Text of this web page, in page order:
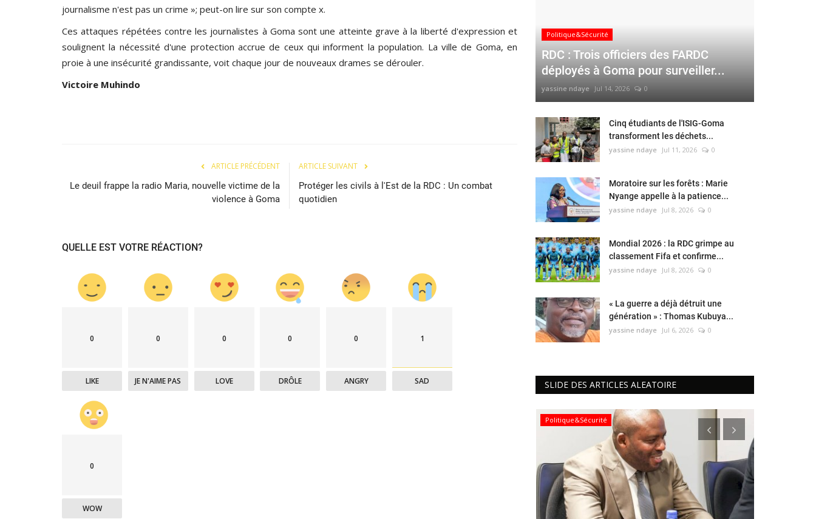
journalisme n'est pas un crime »; peut-on lire sur son compte x.
Ces attaques répétées contre les journalistes à Goma sont une atteinte grave à la liberté d'expression et
soulignent la nécessité d'une protection accrue de ceux qui informent la population. La ville de Goma, en
proie à une insécurité grandissante, voit chaque jour de nouveaux drames se dérouler.
Victoire Muhindo
ARTICLE PRÉCÉDENT
Le deuil frappe la radio Maria, nouvelle victime de la
violence à Goma
ARTICLE SUIVANT
Protéger les civils à l'Est de la RDC : Un combat
quotidien
QUELLE EST VOTRE RÉACTION?
0
LIKE
0
JE N'AIME PAS
0
LOVE
0
DRÔLE
0
ANGRY
1
SAD
0
WOW
Politique&Sécurité
RDC : Trois officiers des FARDC
déployés à Goma pour surveiller...
yassine ndaye Jul 14, 2026 0
Cinq étudiants de l'ISIG-Goma
transforment les déchets...
yassine ndaye Jul 11, 2026 0
Moratoire sur les forêts : Marie
Nyange appelle à la patience...
yassine ndaye Jul 8, 2026 0
Mondial 2026 : la RDC grimpe au
classement Fifa et confirme...
yassine ndaye Jul 8, 2026 0
« La guerre a déjà détruit une
génération » : Thomas Kubuya...
yassine ndaye Jul 6, 2026 0
SLIDE DES ARTICLES ALEATOIRE
Société Politique&Sécurité